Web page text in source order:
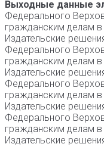
Выходные данные
Федерального
гражданским делам
Издательские
Федерального
гражданским делам
Издательские
Федерального
гражданским делам
Издательские
Федерального
гражданским делам
Издательские